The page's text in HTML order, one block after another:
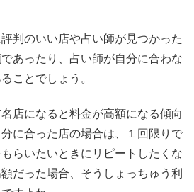
判のいい店や占い師が見つかった
あったり、占い師が自分に合わな
ことでしょう。
店になると料金が高額になる傾向
に合った店の場合は、１回限りで
らいたいときにリピートしたくな
だった場合、そうしょっちゅう利